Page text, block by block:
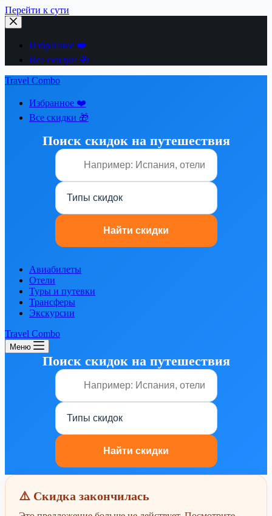
Перейти к сути
Избранное ❤️
Все скидки 🎁
Travel Combo
Избранное ❤️
Все скидки 🎁
Поиск скидок на путешествия
Авиабилеты
Отели
Туры и путевки
Трансферы
Экскурсии
Travel Combo
Меню
Поиск скидок на путешествия
⚠️ Скидка закончилась